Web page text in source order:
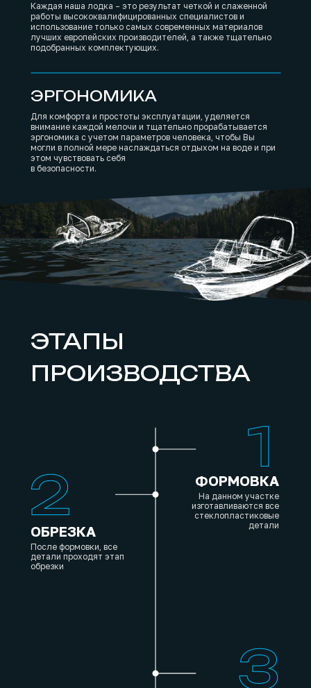
Каждая наша лодка – это результат четкой и слаженной
работы высококвалифицированных специалистов и
использование только самых современных материалов
лучших европейских производителей, а также тщательно
подобранных комплектующих.
ЭРГОНОМИКА
Для комфорта и простоты эксплуатации, уделяется
внимание каждой мелочи и тщательно прорабатывается
эргономика с учетом параметров человека, чтобы Вы
могли в полной мере наслаждаться отдыхом на воде и при
этом чувствовать себя
в безопасности.
ЭТАПЫ
ПРОИЗВОДСТВА
ФОРМОВКА
На данном участке
изготавливаются все
стеклопластиковые
детали
ОБРЕЗКА
После формовки, все
детали проходят этап
обрезки